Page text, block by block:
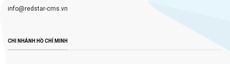
info@redstar-cms.vn
CHI NHÁNH HỒ CHÍ MINH